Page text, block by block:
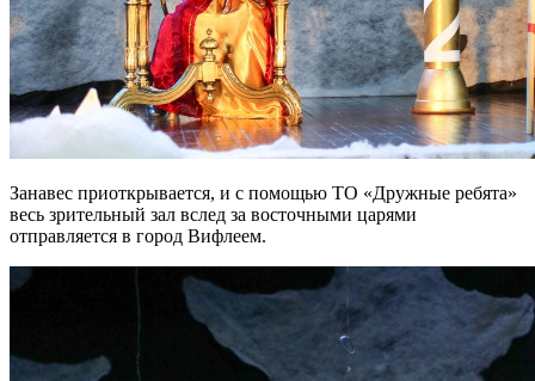
Занавес приоткрывается, и с помощью ТО «Дружные ребята»
весь зрительный зал вслед за восточными царями
отправляется в город Вифлеем.